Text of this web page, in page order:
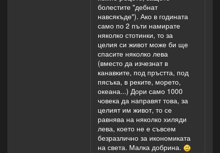
болестите "дебнат
навсякъде"). Ако в годината
само по 2 пъти намирате
няколко стотинки, то за
целия си живот може би ще
спасите няколко лева
(вместо да изчезнат в
канавките, под пръстта, под
пясъка, в реките, морето,
океана...) Дори само 1000
човека да направят това, за
целият им живот, то се
равнява на няколко хиляди
лева, което не е съвсем
безразлично за икономиката
на света. Малка добрина.